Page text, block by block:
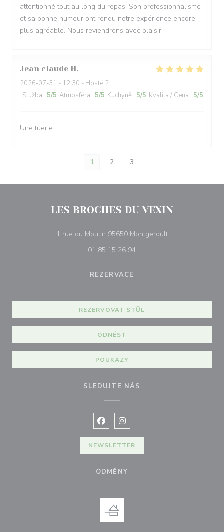
attentionné tout au long du repas. Son professionnalisme
et sa bonne humeur ont rendu notre expérience encore
plus agréable. Nous reviendrons avec plaisir!
Jean claude H
2026-07-31 - 12:30 - Hosté 2
Služba : 5/5 Atmosféra : 5/5 Kuchyně : 5/5 Kvalita / Cena : 5/5
Une tuerie
1 2 3
LES BROCHES DU VEXIN
1 rue du Moulin 95650 Montgeroult((otevře se v
01 85 15 26 94
REZERVACE
REZERVOVAT STŮL
ODNÉST
POUKAZY
SLEDUJTE NÁS
Facebook ((otevře se v novém
Instagram ((otevře se v
NEWSLETTER
ODMĚNY